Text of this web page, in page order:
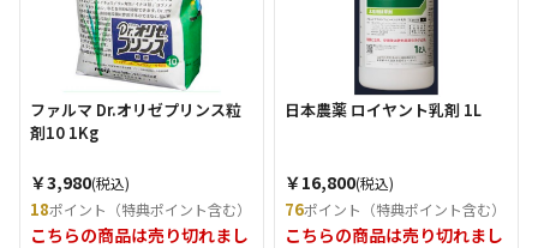
ファルマ Dr.オリゼプリンス粒
剤10 1Kg
￥3,980(税込)
18ポイント（特典ポイント含む）
こちらの商品は売り切れまし
日本農薬 ロイヤント乳剤 1L
￥16,800(税込)
76ポイント（特典ポイント含む）
こちらの商品は売り切れまし